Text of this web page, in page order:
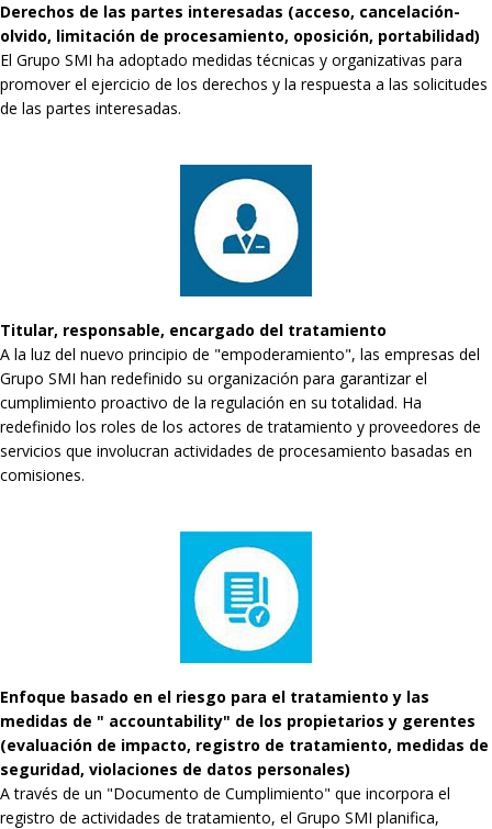
Derechos de las partes interesadas (acceso, cancelación-
olvido, limitación de procesamiento, oposición, portabilidad)
El Grupo SMI ha adoptado medidas técnicas y organizativas para
promover el ejercicio de los derechos y la respuesta a las solicitudes
de las partes interesadas.
Titular, responsable, encargado del tratamiento
A la luz del nuevo principio de "empoderamiento", las empresas del
Grupo SMI han redefinido su organización para garantizar el
cumplimiento proactivo de la regulación en su totalidad. Ha
redefinido los roles de los actores de tratamiento y proveedores de
servicios que involucran actividades de procesamiento basadas en
comisiones.
Enfoque basado en el riesgo para el tratamiento y las
medidas de " accountability" de los propietarios y gerentes
(evaluación de impacto, registro de tratamiento, medidas de
seguridad, violaciones de datos personales)
A través de un "Documento de Cumplimiento" que incorpora el
registro de actividades de tratamiento, el Grupo SMI planifica,